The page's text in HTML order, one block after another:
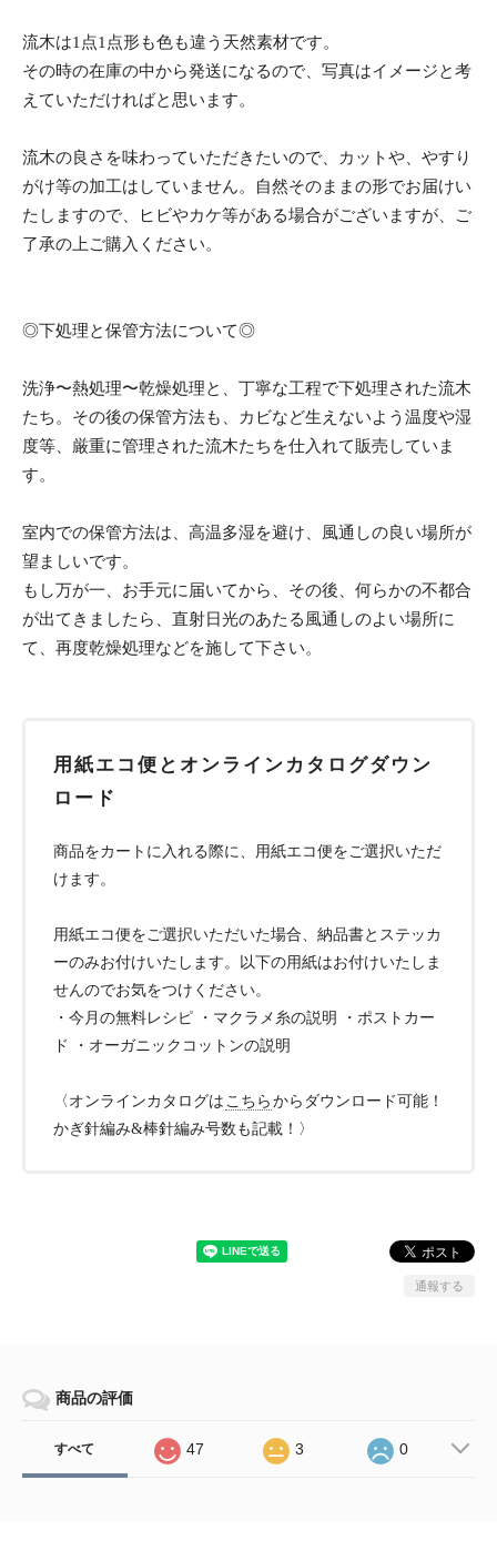
流木は1点1点形も色も違う天然素材です。
その時の在庫の中から発送になるので、写真はイメージと考
えていただければと思います。
流木の良さを味わっていただきたいので、カットや、やすり
がけ等の加工はしていません。自然そのままの形でお届けい
たしますので、ヒビやカケ等がある場合がございますが、ご
了承の上ご購入ください。
◎下処理と保管方法について◎
洗浄〜熱処理〜乾燥処理と、丁寧な工程で下処理された流木
たち。その後の保管方法も、カビなど生えないよう温度や湿
度等、厳重に管理された流木たちを仕入れて販売していま
す。
室内での保管方法は、高温多湿を避け、風通しの良い場所が
望ましいです。
もし万が一、お手元に届いてから、その後、何らかの不都合
が出てきましたら、直射日光のあたる風通しのよい場所に
て、再度乾燥処理などを施して下さい。
用紙エコ便とオンラインカタログダウン
ロード
商品をカートに入れる際に、用紙エコ便をご選択いただ
けます。
用紙エコ便をご選択いただいた場合、納品書とステッカ
ーのみお付けいたします。以下の用紙はお付けいたしま
せんのでお気をつけください。
・今月の無料レシピ ・マクラメ糸の説明 ・ポストカー
ド ・オーガニックコットンの説明
〈オンラインカタログは こちら からダウンロード可能！
かぎ針編み&棒針編み号数も記載！〉
通報する
商品の評価
すべて 47 3 0